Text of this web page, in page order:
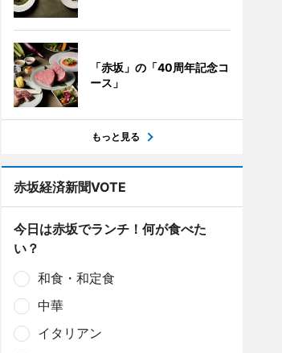
「赤坂」の「40周年記念コ
ース」
もっと見る
赤坂経済新聞VOTE
今日は赤坂でランチ！何が食べた
い？
和食・和定食
中華
イタリアン